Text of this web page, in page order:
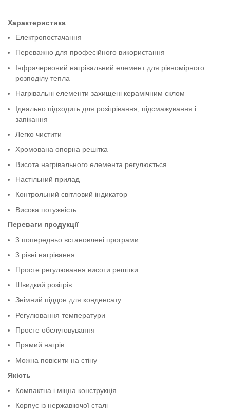
Характеристика
Електропостачання
Переважно для професійного використання
Інфрачервоний нагрівальний елемент для рівномірного
розподілу тепла
Нагрівальні елементи захищені керамічним склом
Ідеально підходить для розігрівання, підсмажування і
запікання
Легко чистити
Хромована опорна решітка
Висота нагрівального елемента регулюється
Настільний прилад
Контрольний світловий індикатор
Висока потужність
Переваги продукції
3 попередньо встановлені програми
3 рівні нагрівання
Просте регулювання висоти решітки
Швидкий розігрів
Знімний піддон для конденсату
Регулювання температури
Просте обслуговування
Прямий нагрів
Можна повісити на стіну
Якість
Компактна і міцна конструкція
Корпус із нержавіючої сталі